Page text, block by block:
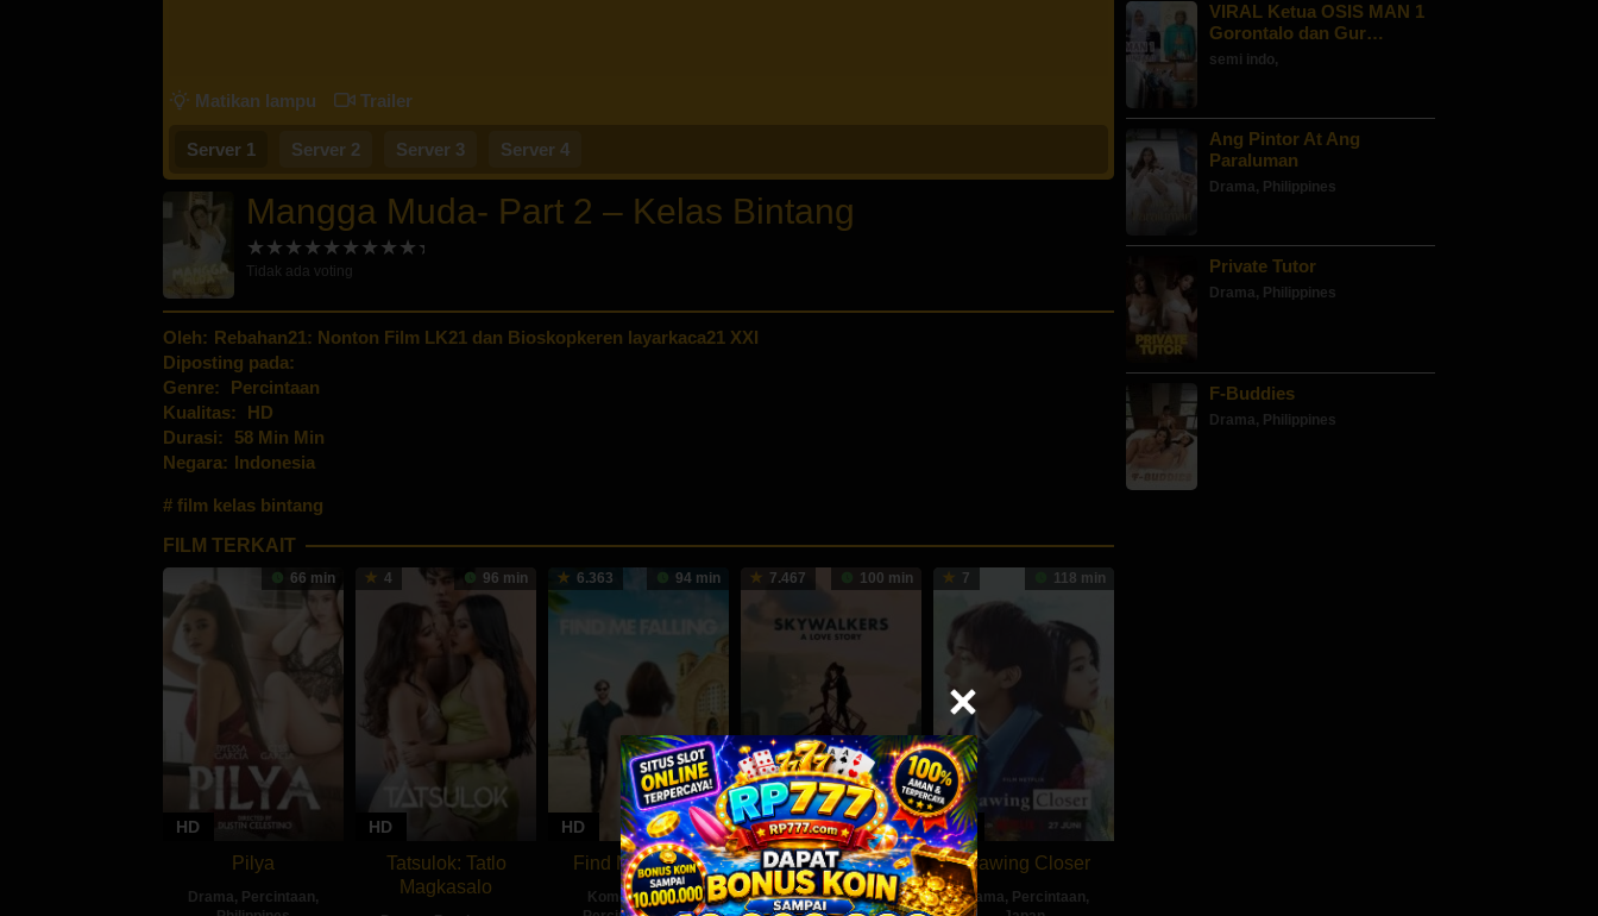
Matikan lampu Trailer
Server 1 Server 2 Server 3 Server 4
Mangga Muda- Part 2 – Kelas Bintang
Tidak ada voting
Oleh: Rebahan21: Nonton Film LK21 dan Bioskopkeren layarkaca21 XXI
Diposting pada:
Genre:
Percintaan
Kualitas:
HD
Durasi:
58 Min Min
Negara: Indonesia
film kelas bintang
FILM TERKAIT
66 min
HD
Pilya
Drama, Percintaan,
4 96 min
HD
Tatsulok: Tatlo
Magkasalo
6.363 94 min
HD
Find Me Falling
Komedi,Musik,
7.467 100 min
HD
Skywalkers: A
Love Story
7 118 min
HD
Drawing Closer
Drama, Percintaan,
VIRAL Ketua OSIS MAN 1
Gorontalo dan Gur…
semi indo,
Ang Pintor At Ang
Paraluman
Drama, Philippines
Private Tutor
Drama, Philippines
F-Buddies
Drama, Philippines